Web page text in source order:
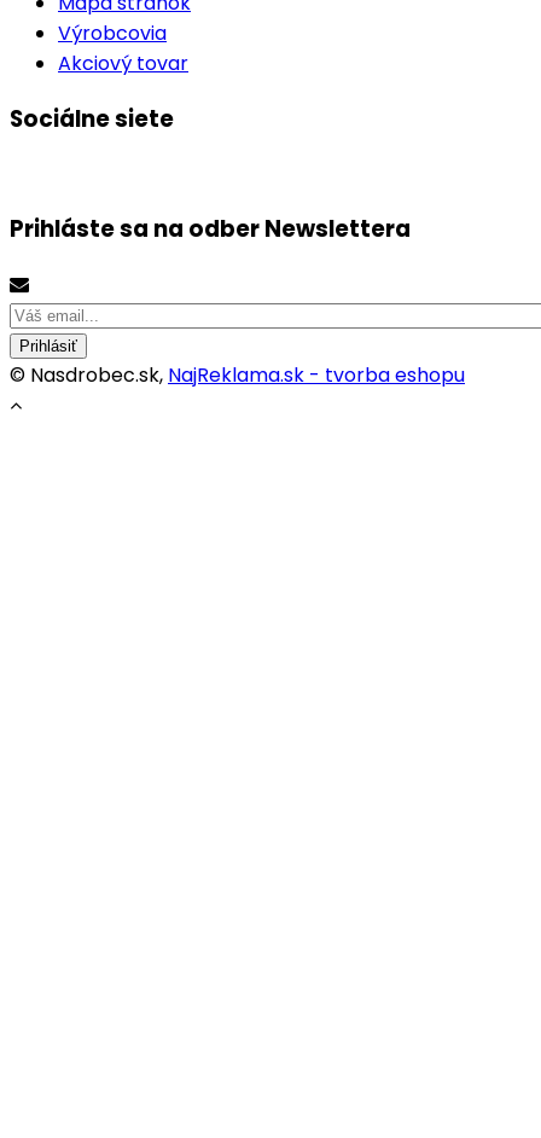
Výrobcovia
Akciový tovar
Sociálne siete
Prihláste sa na odberNewslettera
Prihlásiť
© Nasdrobec.sk, NajReklama.sk - tvorba eshopu